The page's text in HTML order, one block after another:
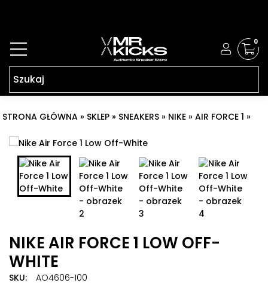
0
STRONA GŁÓWNA » SKLEP » SNEAKERS » NIKE »AIR FORCE 1 »
NIKE AIR FORCE 1 LOW OFF-
WHITE
SKU:
AO4606-100